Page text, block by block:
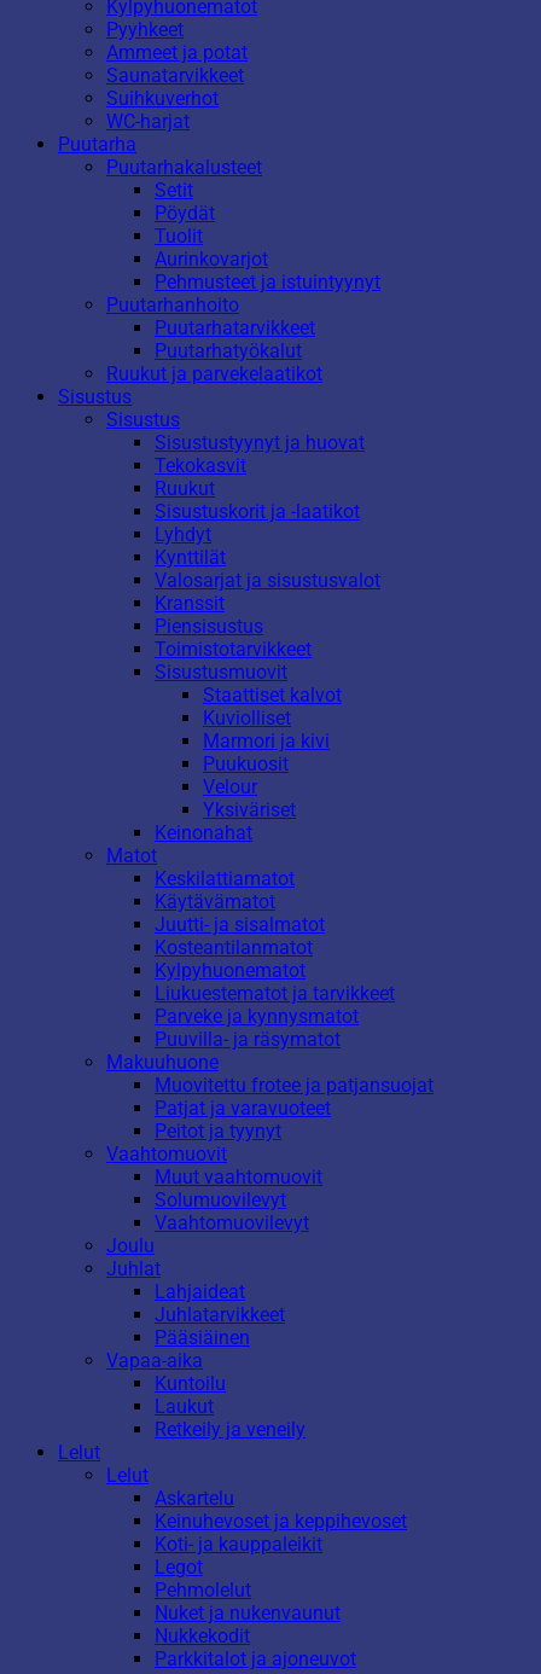
Kylpyhuonematot
Pyyhkeet
Ammeet ja potat
Saunatarvikkeet
Suihkuverhot
WC-harjat
Puutarha
Puutarhakalusteet
Setit
Pöydät
Tuolit
Aurinkovarjot
Pehmusteet ja istuintyynyt
Puutarhanhoito
Puutarhatarvikkeet
Puutarhatyökalut
Ruukut ja parvekelaatikot
Sisustus
Sisustus
Sisustustyynyt ja huovat
Tekokasvit
Ruukut
Sisustuskorit ja -laatikot
Lyhdyt
Kynttilät
Valosarjat ja sisustusvalot
Kranssit
Piensisustus
Toimistotarvikkeet
Sisustusmuovit
Staattiset kalvot
Kuviolliset
Marmori ja kivi
Puukuosit
Velour
Yksiväriset
Keinonahat
Matot
Keskilattiamatot
Käytävämatot
Juutti- ja sisalmatot
Kosteantilanmatot
Kylpyhuonematot
Liukuestematot ja tarvikkeet
Parveke ja kynnysmatot
Puuvilla- ja räsymatot
Makuuhuone
Muovitettu frotee ja patjansuojat
Patjat ja varavuoteet
Peitot ja tyynyt
Vaahtomuovit
Muut vaahtomuovit
Solumuovilevyt
Vaahtomuovilevyt
Joulu
Juhlat
Lahjaideat
Juhlatarvikkeet
Pääsiäinen
Vapaa-aika
Kuntoilu
Laukut
Retkeily ja veneily
Lelut
Lelut
Askartelu
Keinuhevoset ja keppihevoset
Koti- ja kauppaleikit
Legot
Pehmolelut
Nuket ja nukenvaunut
Nukkekodit
Parkkitalot ja ajoneuvot